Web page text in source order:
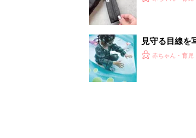
見守る目線
赤ちゃん・育児